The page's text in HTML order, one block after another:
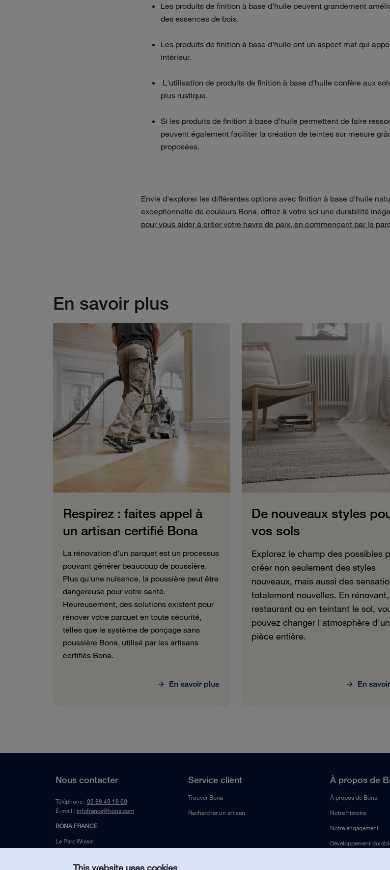
This website uses cookies
Les produits de finition à base d'huile peuvent grandement
des essences de bois.
Les produits de finition à base d'huile ont un aspect mat qui
intérieur.
L'utilisation de produits de finition à base d'huile confère aux
plus rustique.
Si les produits de finition à base d'huile permettent de faire
peuvent également faciliter la création de teintes sur mesure
proposées.
Envie d'explorer les différentes options avec finition à base d'huile
exceptionnelle de couleurs Bona, offrez à votre sol une durabilité
pour vous aider à créer votre havre de paix, en commençant par le
En savoir plus
Respirez : faites appel à
un artisan certifié Bona
La rénovation d'un parquet est un processus
pouvant générer beaucoup de poussière.
Plus qu'une nuisance, la poussière peut être
dangereuse pour votre santé.
Heureusement, des solutions existent pour
rénover votre parquet en toute sécurité,
telles que le système de ponçage sans
poussière Bona, utilisé par les artisans
certifiés Bona.
En savoir plus
De nouveaux styles
vos sols
Explorez le champ des possibles
créer non seulement des styles
nouveaux, mais aussi des
totalement nouvelles. En
restaurant ou en teintant le sol,
pouvez changer l'atmosphère
pièce entière.
En
Nous contacter
Téléphone :03 88 49 18 60
E-mail : infofrance@bona.com
BONA FRANCE
Le Parc Wiesel
13 rue du Wiesel
Service client
Trouver Bona
Rechercher un artisan
À propos de
À propos de Bona
Notre histoire
Notre engagement
Développement